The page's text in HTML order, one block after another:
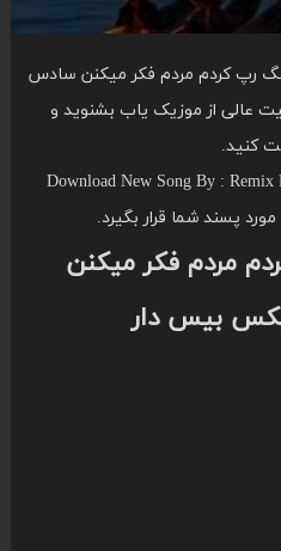
رپ کردم مردم فکر میکنن سادس
عالی از موزیک یاب بشنوید و
کنید.
Download New Song By :
پسند شما قرار بگیرد.
مردم فکر میکنن
بیس دار